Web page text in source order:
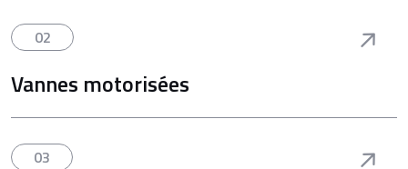
02
Vannes motorisées
03